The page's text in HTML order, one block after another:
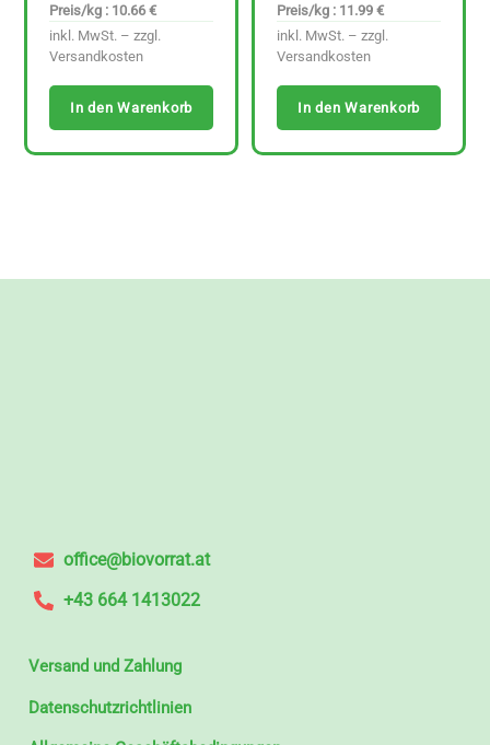
Preis/kg : 10.66 €
inkl. MwSt. – zzgl.
Versandkosten
In den Warenkorb
Preis/kg : 11.99 €
inkl. MwSt. – zzgl.
Versandkosten
In den Warenkorb
office@biovorrat.at
+43 664 1413022
Versand und Zahlung
Datenschutzrichtlinien